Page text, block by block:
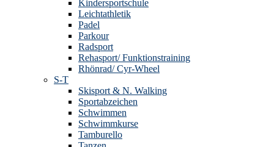
Kindersportschule
Leichtathletik
Padel
Parkour
Radsport
Rehasport/ Funktionstraining
Rhönrad/ Cyr-Wheel
S-T
Skisport & N. Walking
Sportabzeichen
Schwimmen
Schwimmkurse
Tamburello